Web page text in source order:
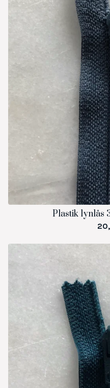
Plastik lynlås